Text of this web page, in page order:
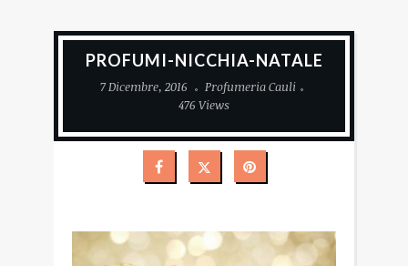
PROFUMI-NICCHIA-NATALE
7 Dicembre, 2016
Profumeria Cauli
476 Views